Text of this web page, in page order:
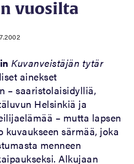
vuosilta
Kuvanveistäjän tytär
ainekset
– saaristolaisidylliä,
Helsinkiä ja
– mutta lapsen
kuvaukseen särmää, joka
menneen
Alkujaan